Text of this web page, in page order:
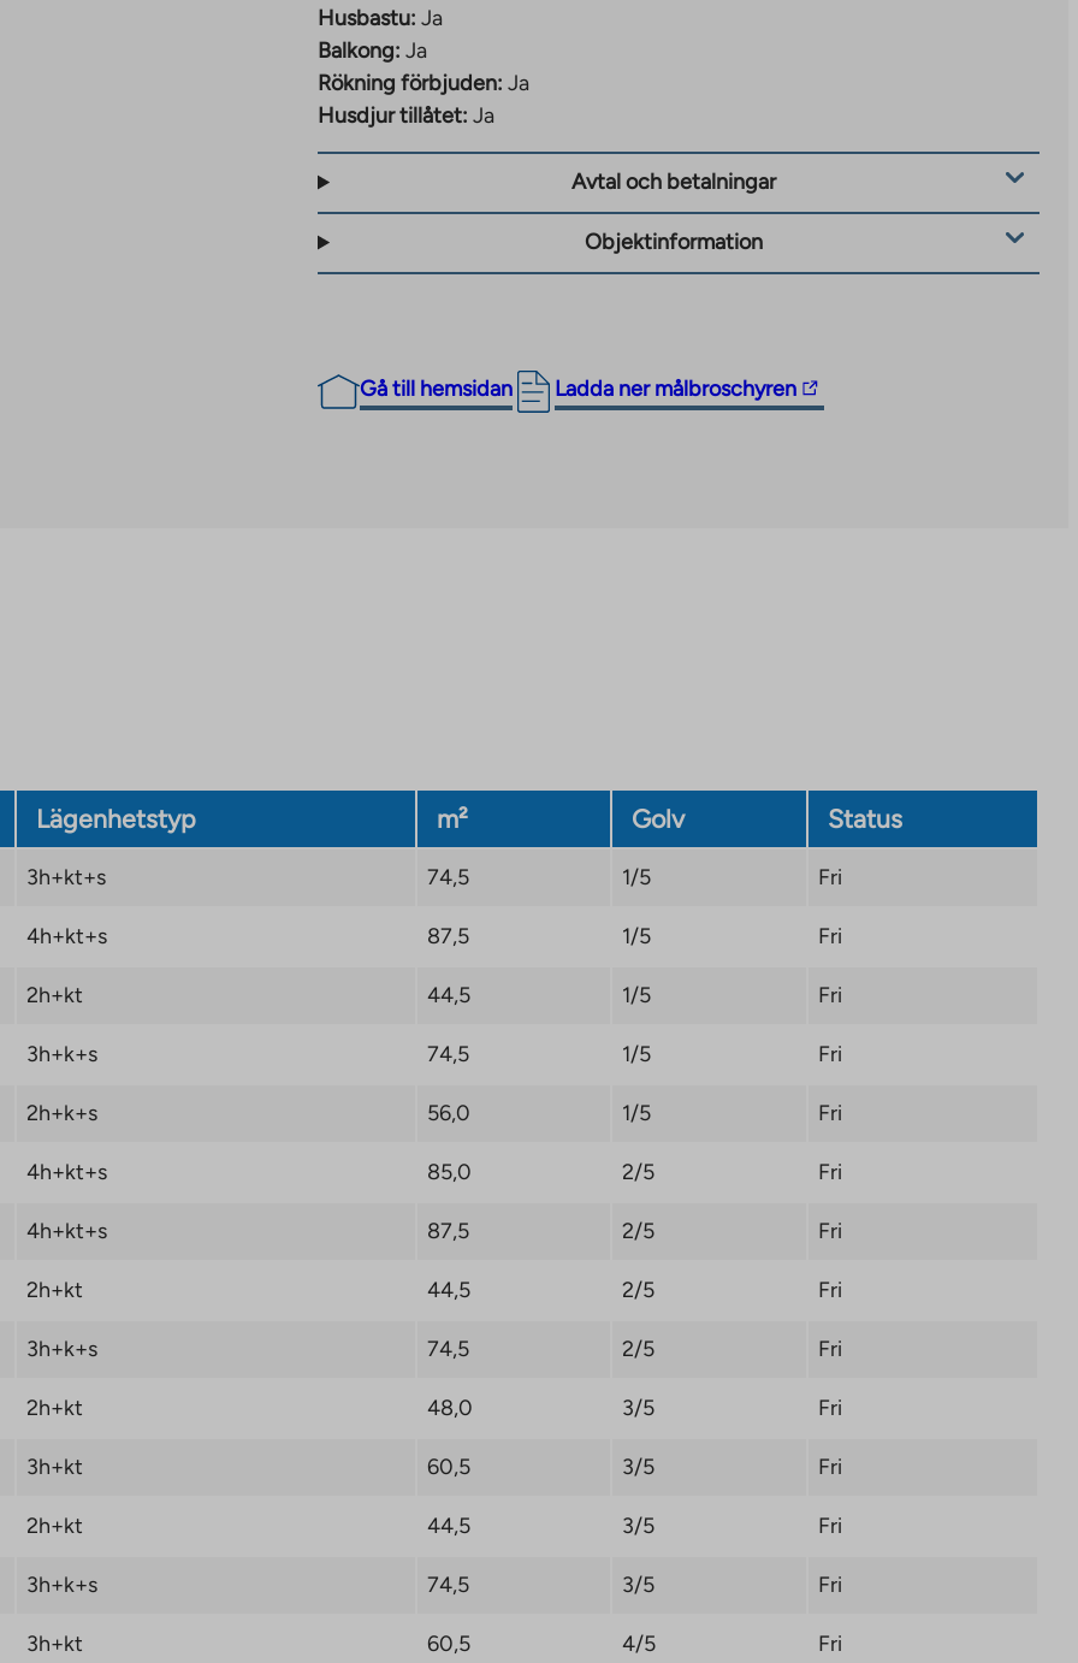
Husbastu: Ja
Balkong: Ja
Rökning förbjuden: Ja
Husdjur tillåtet: Ja
Avtal och betalningar
Objektinformation
Gå till hemsidan Ladda ner målbroschyren
The
link
Lägenhetstyp m² Golv Status
3h+kt+s 74,5 1/5 Fri
4h+kt+s 87,5 1/5 Fri
2h+kt 44,5 1/5 Fri
3h+k+s 74,5 1/5 Fri
2h+k+s 56,0 1/5 Fri
4h+kt+s 85,0 2/5 Fri
4h+kt+s 87,5 2/5 Fri
2h+kt 44,5 2/5 Fri
3h+k+s 74,5 2/5 Fri
2h+kt 48,0 3/5 Fri
3h+kt 60,5 3/5 Fri
2h+kt 44,5 3/5 Fri
3h+k+s 74,5 3/5 Fri
3h+kt 60,5 4/5 Fri